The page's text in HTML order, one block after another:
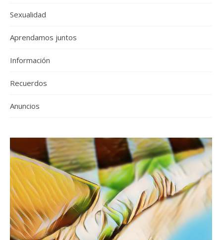
Sexualidad
Aprendamos juntos
Información
Recuerdos
Anuncios